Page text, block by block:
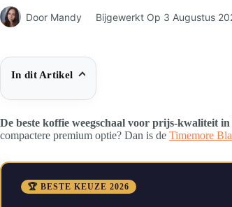
Door Mandy Bijgewerkt Op 3 Augustus
In dit Artikel
De beste koffie weegschaal voor prijs-kwaliteit in
compactere premium optie? Dan is de Timemore
🏆 BESTE KEUZE 2026